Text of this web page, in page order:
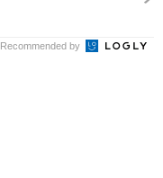
Recommended by